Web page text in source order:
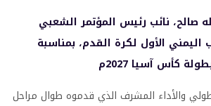
صالح، نائب رئيس المؤتمر الشعبي
اليمني الأول لكرة القدم، بمناسبة
كأس آسيا 2027م
والأداء المشرف الذي قدموه طوال مراحل